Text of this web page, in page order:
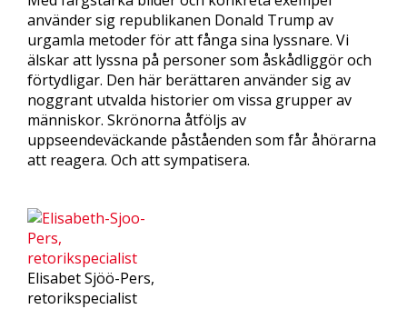
använder sig republikanen Donald Trump av
urgamla metoder för att fånga sina lyssnare. Vi
älskar att lyssna på personer som åskådliggör och
förtydligar. Den här berättaren använder sig av
noggrant utvalda historier om vissa grupper av
människor. Skrönorna åtföljs av
uppseendeväckande påståenden som får åhörarna
att reagera. Och att sympatisera.
Elisabet Sjöö-Pers,
retorikspecialist